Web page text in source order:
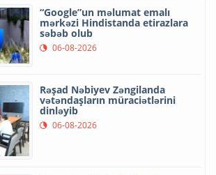
“Google”un məlumat emalı
mərkəzi Hindistanda etirazlara
səbəb olub
06-08-2026
Rəşad Nəbiyev Zəngilanda
vətəndaşların müraciətlərini
dinləyib
06-08-2026